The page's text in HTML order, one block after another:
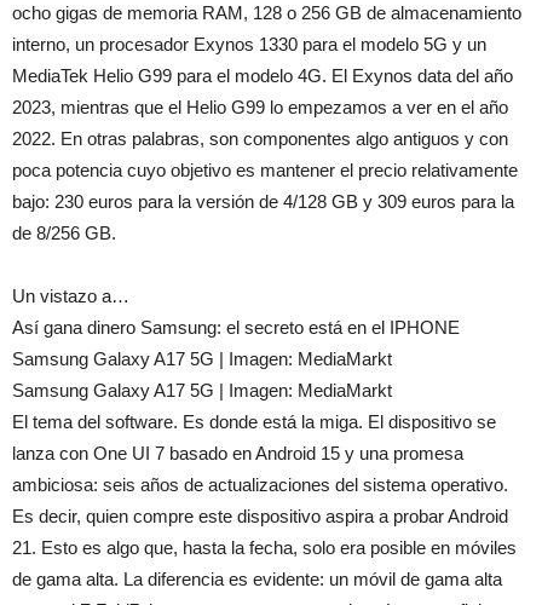
ocho gigas de memoria RAM, 128 o 256 GB de almacenamiento
interno, un procesador Exynos 1330 para el modelo 5G y un
MediaTek Helio G99 para el modelo 4G. El Exynos data del año
2023, mientras que el Helio G99 lo empezamos a ver en el año
2022. En otras palabras, son componentes algo antiguos y con
poca potencia cuyo objetivo es mantener el precio relativamente
bajo: 230 euros para la versión de 4/128 GB y 309 euros para la
de 8/256 GB.
Un vistazo a…
Así gana dinero Samsung: el secreto está en el IPHONE
Samsung Galaxy A17 5G | Imagen: MediaMarkt
Samsung Galaxy A17 5G | Imagen: MediaMarkt
El tema del software. Es donde está la miga. El dispositivo se
lanza con One UI 7 basado en Android 15 y una promesa
ambiciosa: seis años de actualizaciones del sistema operativo.
Es decir, quien compre este dispositivo aspira a probar Android
21. Esto es algo que, hasta la fecha, solo era posible en móviles
de gama alta. La diferencia es evidente: un móvil de gama alta